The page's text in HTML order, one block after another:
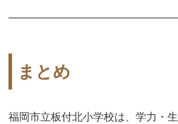
まとめ
福岡市立板付北小学校は、学力・